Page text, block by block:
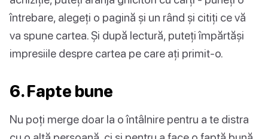
întrebare, alegeți o pagină și un rând și citiți ce vă
va spune cartea. Și după lectură, puteți împărtăși
impresiile despre cartea pe care ați primit-o.
6. Fapte bune
Nu poți merge doar la o întâlnire pentru a te distra